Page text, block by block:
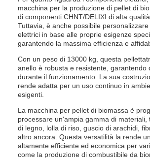
macchina per la produzione di pellet di
di componenti CHNT/DELIXI di alta
Tuttavia, è anche possibile
elettrici in base alle proprie esigenze
garantendo la massima efficienza e
Con un peso di 13000 kg, questa
anello è robusta e resistente, garantendo
durante il funzionamento. La sua
rende adatta per un uso continuo in
esigenti.
La macchina per pellet di biomassa è
processare un'ampia gamma di materiali,
di legno, lolla di riso, guscio di arachidi,
altro ancora. Questa versatilità la rende
altamente efficiente ed economica per
come la produzione di combustibile da